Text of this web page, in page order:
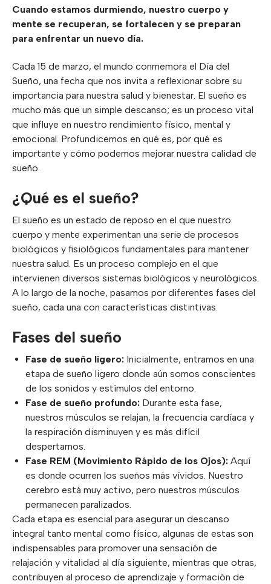
Cuando estamos durmiendo, nuestro cuerpo y
mente se recuperan, se fortalecen y se preparan
para enfrentar un nuevo día.
Cada 15 de marzo, el mundo conmemora el Día del
Sueño, una fecha que nos invita a reflexionar sobre su
importancia para nuestra salud y bienestar. El sueño es
mucho más que un simple descanso; es un proceso vital
que influye en nuestro rendimiento físico, mental y
emocional. Profundicemos en qué es, por qué es
importante y cómo podemos mejorar nuestra calidad de
sueño.
¿Qué es el sueño?
El sueño es un estado de reposo en el que nuestro
cuerpo y mente experimentan una serie de procesos
biológicos y fisiológicos fundamentales para mantener
nuestra salud. Es un proceso complejo en el que
intervienen diversos sistemas biológicos y neurológicos.
A lo largo de la noche, pasamos por diferentes fases del
sueño, cada una con características distintivas.
Fases del sueño
Fase de sueño ligero: Inicialmente, entramos en una
etapa de sueño ligero donde aún somos conscientes
de los sonidos y estímulos del entorno.
Fase de sueño profundo: Durante esta fase,
nuestros músculos se relajan, la frecuencia cardíaca y
la respiración disminuyen y es más difícil
despertarnos.
Fase REM (Movimiento Rápido de los Ojos): Aquí
es donde ocurren los sueños más vívidos. Nuestro
cerebro está muy activo, pero nuestros músculos
permanecen paralizados.
Cada etapa es esencial para asegurar un descanso
integral tanto mental como físico, algunas de estas son
indispensables para promover una sensación de
relajación y vitalidad al día siguiente, mientras que otras,
contribuyen al proceso de aprendizaje y formación de